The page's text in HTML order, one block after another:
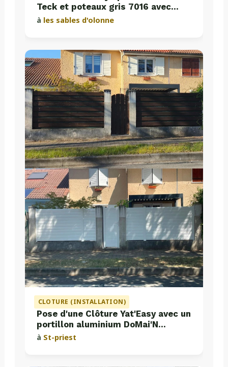
Teck et poteaux gris 7016 avec
plaques de soubassement béton
à les sables d'olonne
CLOTURE (INSTALLATION)
Pose d'une Clôture Yat'Easy avec un
portillon aluminium DoMai'N
Colmont
à St-priest